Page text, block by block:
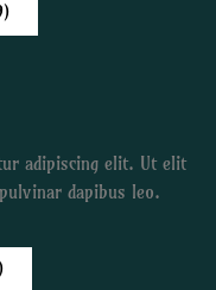
adipiscing elit. Ut elit
dapibus leo.